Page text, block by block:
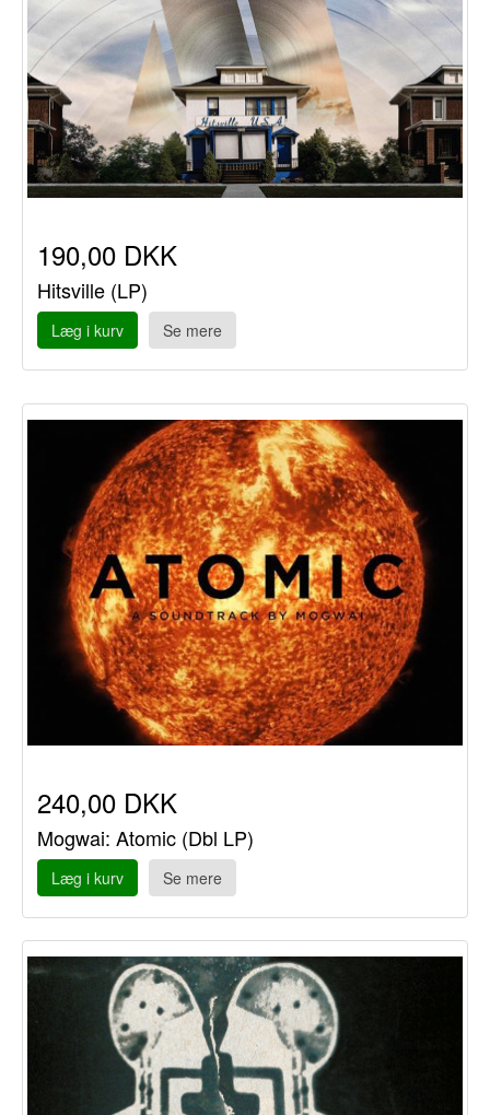
190,00 DKK
Hitsville (LP)
Læg i kurv Se mere
240,00 DKK
Mogwai: Atomic (Dbl LP)
Læg i kurv Se mere